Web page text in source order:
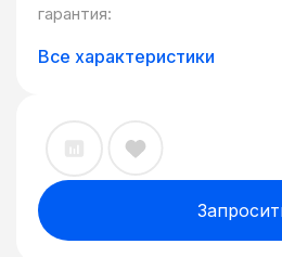
гарантия:
Все характеристики